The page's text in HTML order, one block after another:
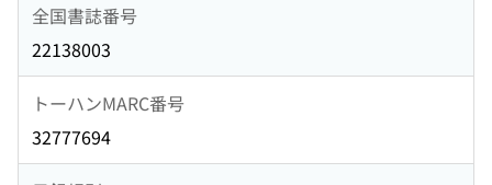
全国書誌番号
22138003
トーハンMARC番号
32777694